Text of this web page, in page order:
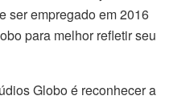
ser empregado em 2016
para melhor refletir seu
Globo é reconhecer a